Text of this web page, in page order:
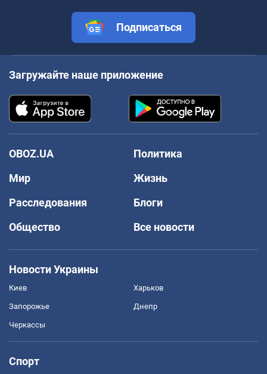
Подписаться
Загружайте наше приложение
OBOZ.UA
Политика
Мир
Жизнь
Расследования
Блоги
Общество
Все новости
Новости Украины
Киев Харьков
Запорожье Днепр
Черкассы
Спорт